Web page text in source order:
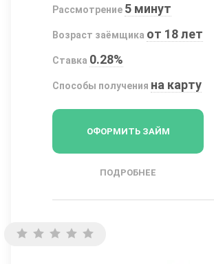
Рассмотрение 5 минут
Возраст заёмщика от 18 лет
Ставка 0.28%
Способы получения на карту
ОФОРМИТЬ ЗАЙМ
ПОДРОБНЕЕ